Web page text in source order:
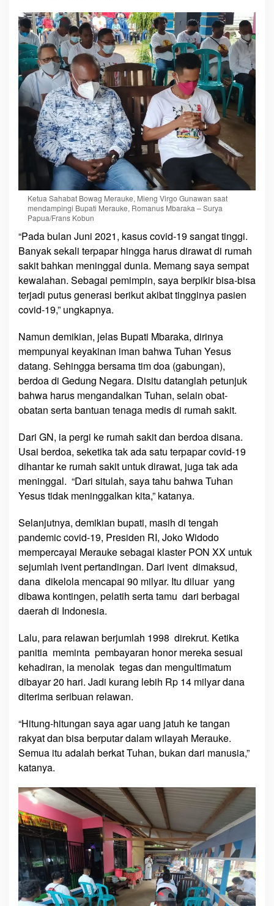
Ketua Sahabat Bowag Merauke, Mieng Virgo Gunawan saat
mendampingi Bupati Merauke, Romanus Mbaraka – Surya
Papua/Frans Kobun
“Pada bulan Juni 2021, kasus covid-19 sangat tinggi.
Banyak sekali terpapar hingga harus dirawat di rumah
sakit bahkan meninggal dunia. Memang saya sempat
kewalahan. Sebagai pemimpin, saya berpikir bisa-bisa
terjadi putus generasi berikut akibat tingginya pasien
covid-19,” ungkapnya.
Namun demikian, jelas Bupati Mbaraka, dirinya
mempunyai keyakinan iman bahwa Tuhan Yesus
datang. Sehingga bersama tim doa (gabungan),
berdoa di Gedung Negara. Disitu datanglah petunjuk
bahwa harus mengandalkan Tuhan, selain obat-
obatan serta bantuan tenaga medis di rumah sakit.
Dari GN, ia pergi ke rumah sakit dan berdoa disana.
Usai berdoa, seketika tak ada satu terpapar covid-19
dihantar ke rumah sakit untuk dirawat, juga tak ada
meninggal. “Dari situlah, saya tahu bahwa Tuhan
Yesus tidak meninggalkan kita,” katanya.
Selanjutnya, demikian bupati, masih di tengah
pandemic covid-19, Presiden RI, Joko Widodo
mempercayai Merauke sebagai klaster PON XX untuk
sejumlah ivent pertandingan. Dari ivent dimaksud,
dana dikelola mencapai 90 milyar. Itu diluar yang
dibawa kontingen, pelatih serta tamu dari berbagai
daerah di Indonesia.
Lalu, para relawan berjumlah 1998 direkrut. Ketika
panitia meminta pembayaran honor mereka sesuai
kehadiran, ia menolak tegas dan mengultimatum
dibayar 20 hari. Jadi kurang lebih Rp 14 milyar dana
diterima seribuan relawan.
“Hitung-hitungan saya agar uang jatuh ke tangan
rakyat dan bisa berputar dalam wilayah Merauke.
Semua itu adalah berkat Tuhan, bukan dari manusia,”
katanya.